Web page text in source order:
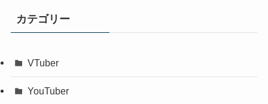
カテゴリー
VTuber
YouTuber